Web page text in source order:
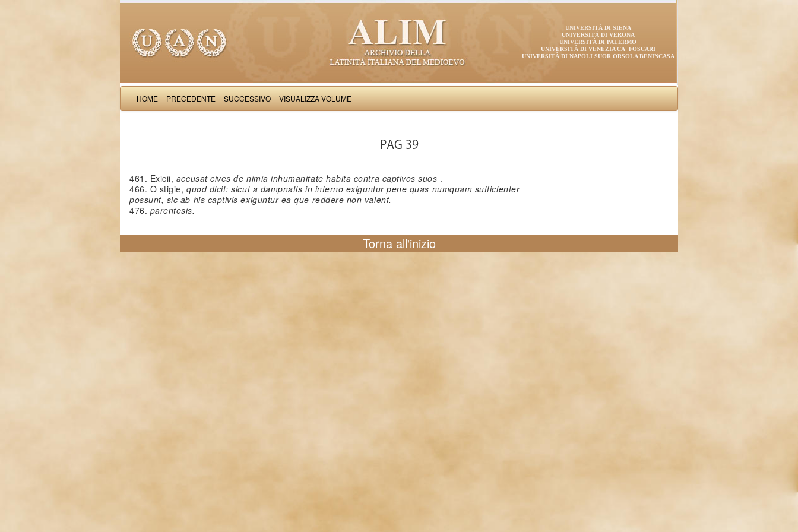
UNIVERSITÀ DI SIENA
UNIVERSITÀ DI VERONA
UNIVERSITÀ DI PALERMO
UNIVERSITÀ DI VENEZIA CA' FOSCARI
UNIVERSITÀ DI NAPOLI SUOR ORSOLA BENINCASA
HOME PRECEDENTE SUCCESSIVO VISUALIZZA VOLUME
PAG 39
461. Exicii, accusat cives de nimia inhumanitate habita contra captivos suos .
466. O stigie, quod dicit: sicut a dampnatis in inferno exiguntur pene quas numquam sufficienter
possunt, sic ab his captivis exiguntur ea que reddere non valent.
476. parentesis.
Torna all'inizio